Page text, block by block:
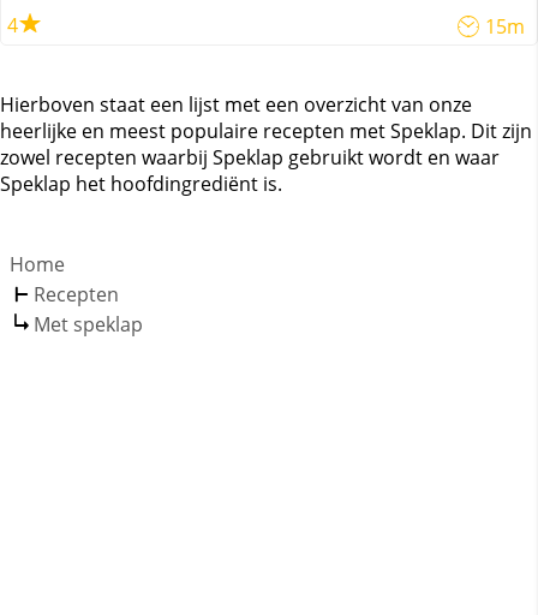
4 15m
Hierboven staat een lijst met een overzicht van onze
heerlijke en meest populaire recepten met Speklap. Dit zijn
zowel recepten waarbij Speklap gebruikt wordt en waar
Speklap het hoofdingrediënt is.
Home
Recepten
Met speklap